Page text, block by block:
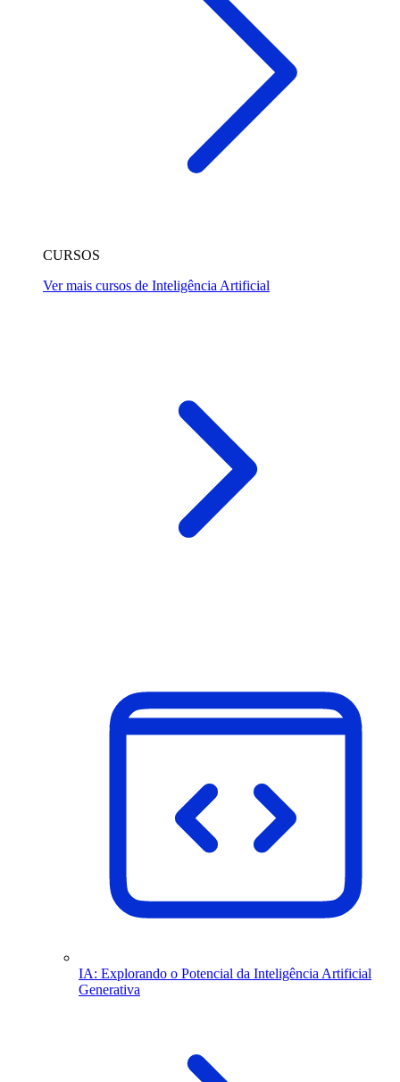
CURSOS
Ver mais cursos de Inteligência Artificial
IA: Explorando o Potencial da Inteligência Artificial
Generativa